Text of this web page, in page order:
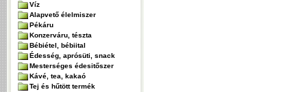
Víz
Alapvető élelmiszer
Pékáru
Konzerváru, tészta
Bébiétel, bébiital
Édesség, aprósüti, snack
Mesterséges édesitőszer
Kávé, tea, kakaó
Tej és hűtött termék